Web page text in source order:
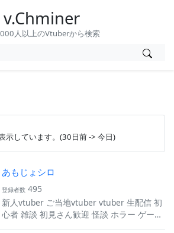
v.Chminer
人以上のVtuberから検索
示しています。(30日前 -> 今日)
あもじょシロ
登録者数 495
新人vtuber ご当地vtuber vtuber 生配信 初
心者 雑談 初見さん歓迎 怪談 ホラー ゲーム
実況